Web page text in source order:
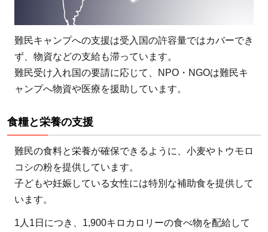
難民キャンプへの支援は受入国の許容量ではカバーでき
ず、物資などの支給も滞っています。
難民受け入れ国の要請に応じて、NPO・NGOは難民キ
ャンプへ物資や医療を援助しています。
食糧と栄養の支援
難民の食料と栄養が確保できるように、小麦やトウモロ
コシの粉を提供しています。
子どもや妊娠している女性には特別な補助食を提供して
います。
1人1日につき、1,900キロカロリーの食べ物を配給して